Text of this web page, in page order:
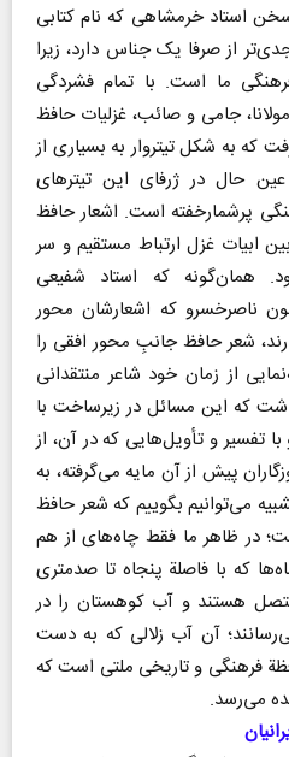
استاد خرمشاهی که نام کتابی
از صرفا یک جناس دارد، زیرا
ما است. با تمام فشردگی
جامی و صائب، غزلیات حافظ
که به شکل تیتروار به بسیاری از
حال در ژرفای این تیتر‌های
پرشمارخفته است. اشعار حافظ
ابیات غزل ارتباط مستقیم و سر
همان‌گونه که استاد شفیعی
ناصرخسرو که اشعارشان محور
شعر حافظ جانبِ محور افقی را
از زمان خود شاعر منتقدانی
که این مسائل در زیرساخت با
تفسیر و تأویل‌هایی که در آن، از
پیش از آن مایه می‌گرفته، به
می‌توانیم بگوییم که شعر حافظ
در ظاهر ما فقط چاه‌های از هم
که با فاصلة پنجاه تا صدمتری
هستند و آب کوهستان را در
آن آب زلالی که به دست
فرهنگی و تاریخی ملتی است که
می‌رسد.